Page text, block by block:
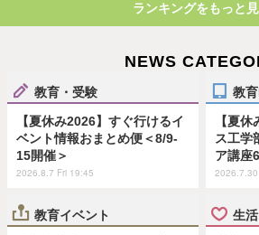
ランキングをもっと
NEWS
教育・受験
【夏休み2026】すぐ行けるイ
ベント情報おまとめ便＜8/9-
15開催＞
2026.8.7 Fri 19:45
教
【夏
ス工学
ア講座
教育イベント 生